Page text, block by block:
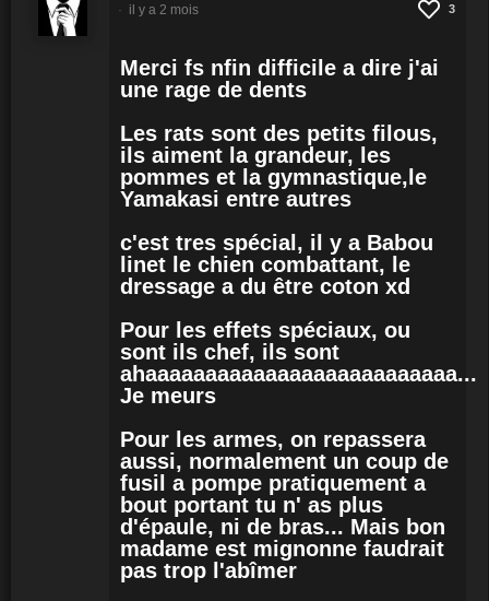
3
Merci fs nfin difficile a dire j'ai
une rage de dents
Les rats sont des petits filous,
ils aiment la grandeur, les
pommes et la gymnastique,le
Yamakasi entre autres
c'est tres spécial, il y a Babou
linet le chien combattant, le
dressage a du être coton xd
Pour les effets spéciaux, ou
sont ils chef, ils sont
ahaaaaaaaaaaaaaaaaaaaaaaaaaa...
Je meurs
Pour les armes, on repassera
aussi, normalement un coup de
fusil a pompe pratiquement a
bout portant tu n' as plus
d'épaule, ni de bras... Mais bon
madame est mignonne faudrait
pas trop l'abîmer
il y a 2 mois